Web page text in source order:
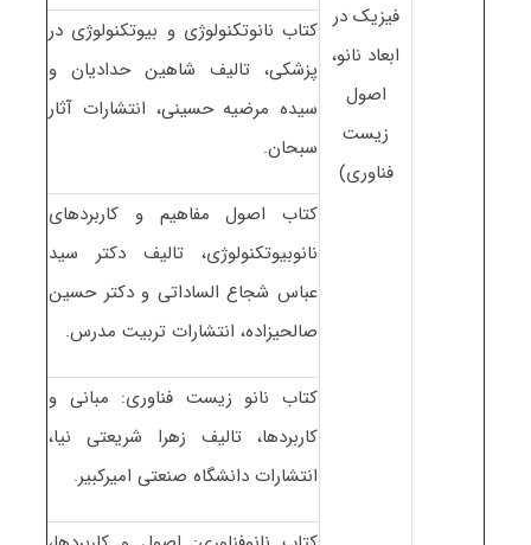
فیزیک در
ابعاد نانو،
اصول
زیست
فناوری)
کتاب نانوتکنولوژی و بیوتکنولوژی در
پزشکی، تالیف شاهین حدادیان و
سیده مرضیه حسینی، انتشارات آثار
سبحان.
کتاب اصول مفاهیم و کاربردهای
نانوبیوتکنولوژی، تالیف دکتر سید
عباس شجاع الساداتی و دکتر حسین
صالحیزاده، انتشارات تربیت مدرس.
کتاب نانو زیست فناوری: مبانی و
کاربردها، تالیف زهرا شریعتی نیا،
انتشارات دانشگاه صنعتی امیرکبیر.